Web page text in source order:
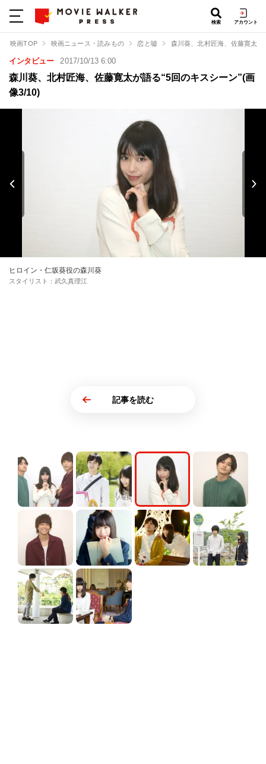
検索 アカウント
映画TOP 映画ニュース・読みもの 恋と嘘 森川葵、北村匠海、佐藤寛太が
インタビュー 2017/10/13 6:00
森川葵、北村匠海、佐藤寛太が語る“5回のキスシーン”(画
像3/10)
ヒロイン・仁坂葵役の森川葵
スタイリスト：武久真理江
記事を読む